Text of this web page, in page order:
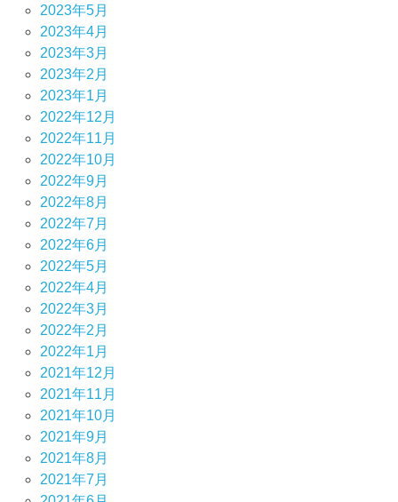
2023年5月
2023年4月
2023年3月
2023年2月
2023年1月
2022年12月
2022年11月
2022年10月
2022年9月
2022年8月
2022年7月
2022年6月
2022年5月
2022年4月
2022年3月
2022年2月
2022年1月
2021年12月
2021年11月
2021年10月
2021年9月
2021年8月
2021年7月